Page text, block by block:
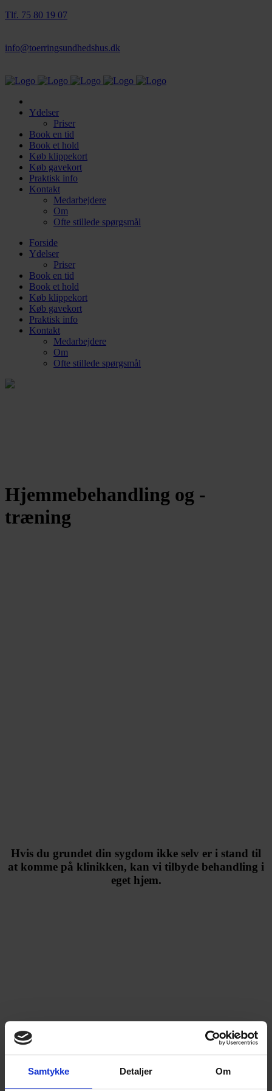
Samtykke Detaljer Om
Tlf. 75 80 19 07
info@toerringsundhedshus.dk
Ydelser
Priser
Book en tid
Book et hold
Køb klippekort
Køb gavekort
Praktisk info
Kontakt
Medarbejdere
Om
Ofte stillede spørgsmål
Forside
Ydelser
Priser
Book en tid
Book et hold
Køb klippekort
Køb gavekort
Praktisk info
Kontakt
Medarbejdere
Om
Ofte stillede spørgsmål
Hjemmebehandling og -
træning
Hvis du grundet din sygdom ikke selv er i stand til
at komme på klinikken, kan vi tilbyde behandling i
eget hjem.
Hjemmebehandling og -træning
Dine læge skal anbefale og med henvisning ordinere
hjemmebehandling.